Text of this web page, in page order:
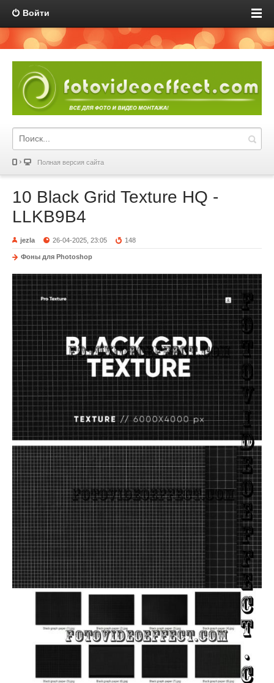
Войти
Полная версия сайта
10 Black Grid Texture HQ -
LLKB9B4
jezla 26-04-2025, 23:05 148
Фоны для Photoshop